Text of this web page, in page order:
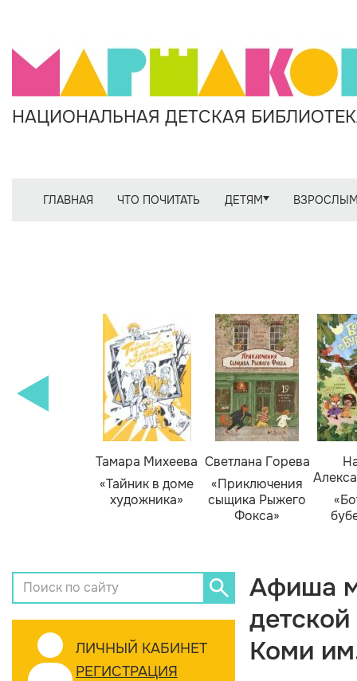
НАЦИОНАЛЬНАЯ ДЕТСКАЯ
ГЛАВНАЯ ЧТО ПОЧИТАТЬ ДЕТЯМ
Тамара Михеева
«Тайник в доме
художника»
Светлана Горева
«Приключения
сыщика Рыжего
Фокса»
ЛИЧНЫЙ КАБИНЕТ
РЕГИСТРАЦИЯ
Афиша
Коми